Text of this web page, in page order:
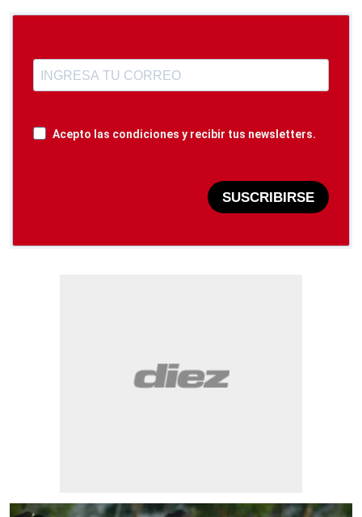
Acepto las condiciones y recibir tus newsletters.
SUSCRIBIRSE